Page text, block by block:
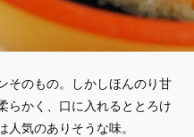
そのもの。しかしほんのり甘
らかく、口に入れるととろけ
気のありそうな味。